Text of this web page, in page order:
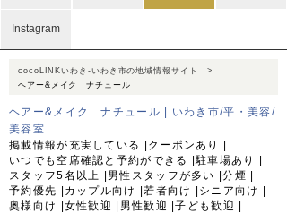
Instagram
cocoLINKいわき-いわき市の地域情報サイト
ヘアー&メイク ナチュール
ヘアー&メイク ナチュール | いわき市/平・美容/
美容室
掲載情報が充実している
クーポンあり
いつでも空席確認と予約ができる
駐車場あり
スタッフ5名以上
男性スタッフが多い
分煙
予約優先
カップル向け 若者向け
シニア向け
奥様向け
女性歓迎 男性歓迎
子ども歓迎